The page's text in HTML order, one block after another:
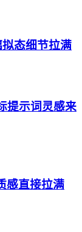
态细节拉满
提示词灵感来
感直接拉满